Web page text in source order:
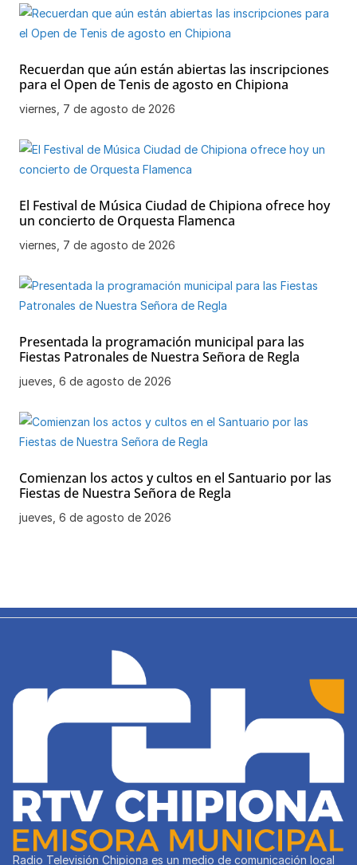
Recuerdan que aún están abiertas las inscripciones
para el Open de Tenis de agosto en Chipiona
viernes, 7 de agosto de 2026
El Festival de Música Ciudad de Chipiona ofrece hoy
un concierto de Orquesta Flamenca
viernes, 7 de agosto de 2026
Presentada la programación municipal para las
Fiestas Patronales de Nuestra Señora de Regla
jueves, 6 de agosto de 2026
Comienzan los actos y cultos en el Santuario por las
Fiestas de Nuestra Señora de Regla
jueves, 6 de agosto de 2026
Radio Televisión Chipiona es un medio de comunicación local